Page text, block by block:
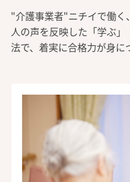
"介護事業者"ニチイで働く
人の声を反映した「学ぶ
法で、着実に合格力が身に